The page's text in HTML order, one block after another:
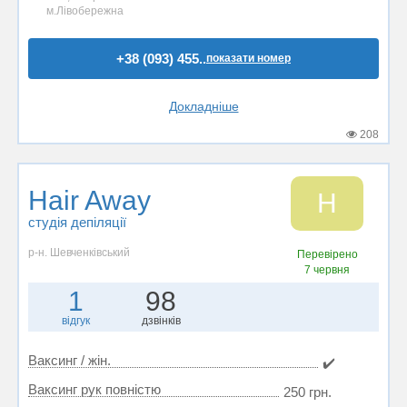
м.Лівобережна
+38 (093) 455..показати номер
Докладніше
208
Hair Away
студія депіляції
H
р-н. Шевченківський
Перевірено
7 червня
1
відгук
98
дзвінків
Ваксинг / жін.
✔️
Ваксинг рук повністю
250 грн.